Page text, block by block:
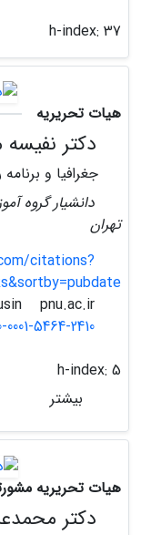
h-index: 37
هیات تحریریه
دکتر
جغرافیا و
دانشیار گروه
تهران
citations?
pnu.ac.ir
0001-5464-2410
h-index: 5
بیشتر
هیات تحریریه
دکتر